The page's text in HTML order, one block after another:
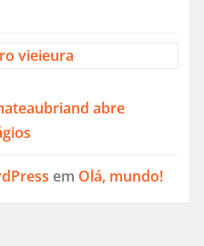
vieieura
abre
em Olá, mundo!